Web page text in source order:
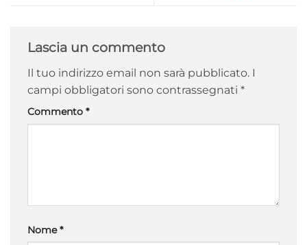
Lascia un commento
Il tuo indirizzo email non sarà pubblicato. I
campi obbligatori sono contrassegnati *
Commento *
Nome*